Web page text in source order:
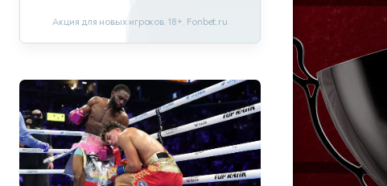
Акция для новых игроков. 18+. Fonbet.ru